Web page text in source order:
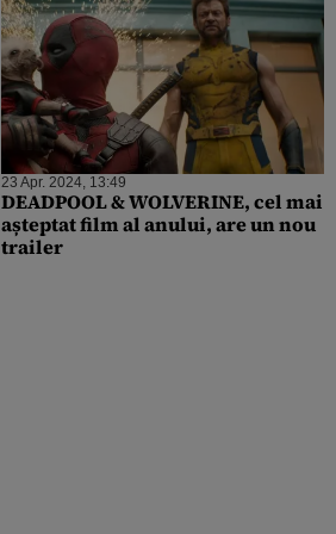
23 Apr. 2024, 13:49
DEADPOOL & WOLVERINE, cel mai
așteptat film al anului, are un nou
trailer